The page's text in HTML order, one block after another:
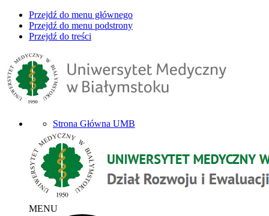
Przejdź do menu głównego
Przejdź do menu podstrony
Przejdź do treści
Strona Główna UMB
MENU